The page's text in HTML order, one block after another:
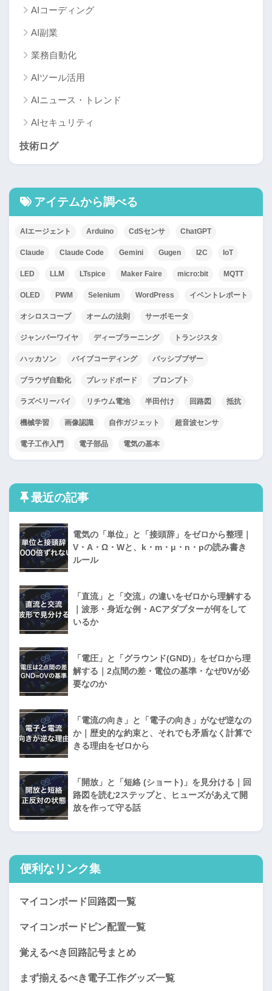
AIコーディング
AI副業
業務自動化
AIツール活用
AIニュース・トレンド
AIセキュリティ
技術ログ
アイテムから調べる
AIエージェント Arduino CdSセンサ ChatGPT
Claude Claude Code Gemini Gugen I2C IoT
LED LLM LTspice Maker Faire micro:bit MQTT
OLED PWM Selenium WordPress イベントレポート
オシロスコープ オームの法則 サーボモータ
ジャンパーワイヤ ディープラーニング トランジスタ
ハッカソン バイブコーディング パッシブブザー
ブラウザ自動化 ブレッドボード プロンプト
ラズベリーパイ リチウム電池 半田付け 回路図 抵抗
機械学習 画像認識 自作ガジェット 超音波センサ
電子工作入門 電子部品 電気の基本
最近の記事
電気の「単位」と「接頭辞」をゼロから整理｜
V・A・Ω・Wと、k・m・μ・n・pの読み書き
ルール
「直流」と「交流」の違いをゼロから理解する
｜波形・身近な例・ACアダプターが何をして
いるか
「電圧」と「グラウンド(GND)」をゼロから理
解する｜2点間の差・電位の基準・なぜ0Vが必
要なのか
「電流の向き」と「電子の向き」がなぜ逆なの
か｜歴史的な約束と、それでも矛盾なく計算で
きる理由をゼロから
「開放」と「短絡 (ショート)」を見分ける｜回
路図を読む2ステップと、ヒューズがあえて開
放を作って守る話
便利なリンク集
マイコンボード回路図一覧
マイコンボードピン配置一覧
覚えるべき回路記号まとめ
まず揃えるべき電子工作グッズ一覧